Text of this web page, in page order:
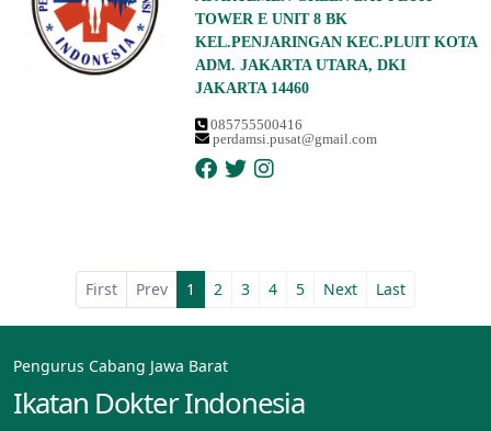
TOWER E UNIT 8 BK
KEL.PENJARINGAN KEC.PLUIT KOTA
ADM. JAKARTA UTARA, DKI
JAKARTA 14460
085755500416
perdamsi.pusat@gmail.com
First Prev 1 2 3 4 5 Next Last
Pengurus Cabang Jawa Barat
Ikatan Dokter Indonesia